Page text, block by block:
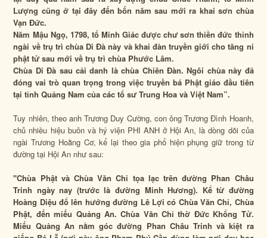
Lượng cũng ở tại đây đến bốn năm sau mới ra khai sơn chùa
Vạn Đức.
Năm Mậu Ngọ, 1798, tổ Minh Giác được chư sơn thiền đức thỉnh
ngài về trụ trì chùa Di Đà này và khai đàn truyền giới cho tăng ni
phật tử sau mới về trụ trì chùa Phước Lâm.
Chùa Di Đà sau cải danh là chùa Chiên Đàn. Ngôi chùa này đã
đóng vai trò quan trọng trong việc truyền bá Phật giáo đầu tiên
tại tỉnh Quảng Nam của các tổ sư Trung Hoa và Việt Nam”.
Tuy nhiên, theo anh Trương Duy Cường, con ông Trương Đình Hoanh,
chủ nhiều hiệu buôn và hý viện PHI ANH ở Hội An, là dòng dõi của
ngài Trương Hoằng Cơ, kể lại theo gia phổ hiện phụng giữ trong từ
đường tại Hội An như sau:
"Chùa Phật và Chùa Văn Chỉ tọa lạc trên đường Phan Châu
Trinh ngày nay (trước là đường Minh Hương). Kể từ đường
Hoàng Diệu đổ lên hướng đường Lê Lợi có Chùa Văn Chỉ, Chùa
Phật, đến miếu Quảng An. Chùa Văn Chỉ thờ Đức Khổng Tử.
Miếu Quảng An nằm góc đường Phan Châu Trinh và kiệt ra